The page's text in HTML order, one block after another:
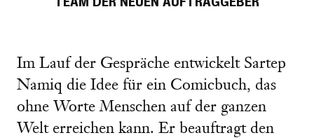
Im Lauf der Gespräche entwickelt Sartep
Namiq die Idee für ein Comicbuch, das
ohne Worte Menschen auf der ganzen
Welt erreichen kann. Er beauftragt den